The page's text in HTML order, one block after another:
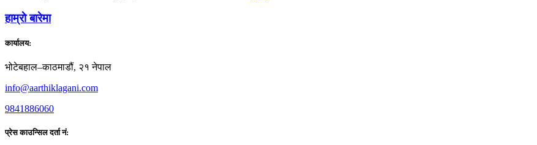
हाम्राे बारेमा
कार्यालय:
भोटेबहाल–काठमाडौं, २१ नेपाल
info@aarthiklagani.com
9841886060
प्रेस काउन्सिल दर्ता नं: